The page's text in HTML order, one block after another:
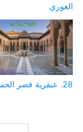
الغوري
28. عبقرية قصر الحمراء